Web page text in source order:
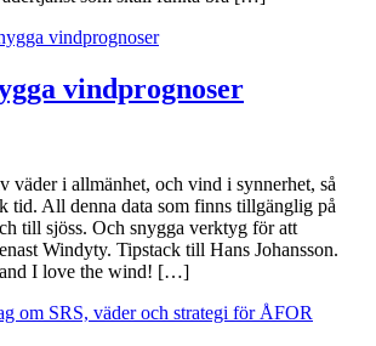
vindprognoser
väder i allmänhet, och vind i synnerhet, så
tid. All denna data som finns tillgänglig på
till sjöss. Och snygga verktyg för att
Windyty. Tipstack till Hans Johansson.
I love the wind! […]